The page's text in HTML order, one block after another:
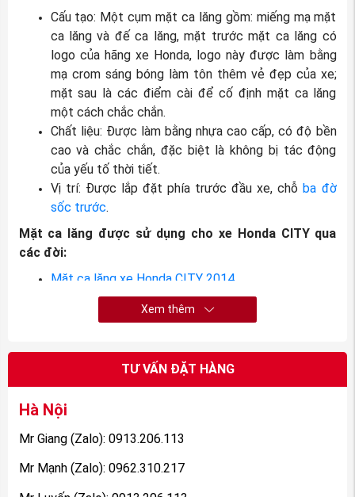
Cấu tạo: Một cụm mặt ca lăng gồm: miếng mạ mặt
ca lăng và đế ca lăng, mặt trước mặt ca lăng có
logo của hãng xe Honda, logo này được làm bằng
mạ crom sáng bóng làm tôn thêm vẻ đẹp của xe;
mặt sau là các điểm cài để cố định mặt ca lăng
một cách chắc chắn.
Chất liệu: Được làm bằng nhựa cao cấp, có độ bền
cao và chắc chắn, đặc biệt là không bị tác động
của yếu tố thời tiết.
Vị trí: Được lắp đặt phía trước đầu xe, chỗba đờ
sốc trước.
Mặt ca lăng được sử dụng cho xe Honda CITY qua
các đời:
Mặt ca lăng xe Honda CITY 2014
Mặt ca lăng xe Honda CITY 2015
Mặt ca lăng xe Honda CITY 2016
Xem thêm
TƯ VẤN ĐẶT HÀNG
Hà Nội
Mr Giang (Zalo): 0913.206.113
Mr Mạnh (Zalo): 0962.310.217